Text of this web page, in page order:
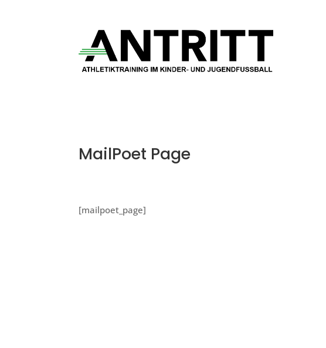
MailPoet Page
[mailpoet_page]